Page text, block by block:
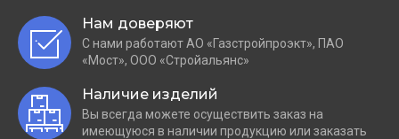
Нам доверяют
С нами работают АО «Газстройпроэкт», ПАО
«Мост», ООО «Стройальянс»
Наличие изделий
Вы всегда можете осуществить заказ на
имеющуюся в наличии продукцию или заказать